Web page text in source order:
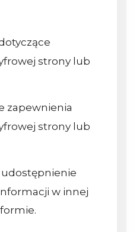
strony lub
zapewnienia
strony lub
w innej